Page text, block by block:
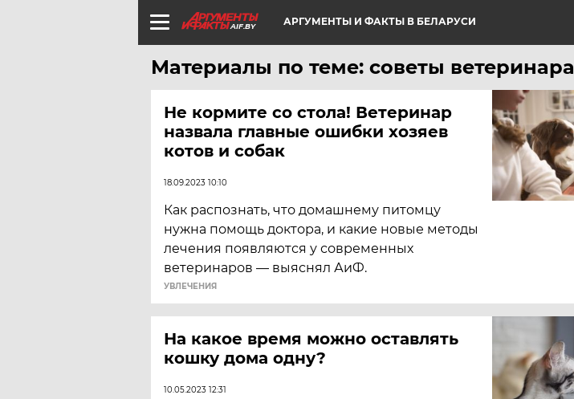
AIF.BY АРГУМЕНТЫ И ФАКТЫ В БЕЛАРУСИ
Материалы по теме: советы ветеринара
Не кормите со стола! Ветеринар
назвала главные ошибки хозяев
котов и собак
18.09.2023 10:10
Как распознать, что домашнему питомцу
нужна помощь доктора, и какие новые методы
лечения появляются у современных
ветеринаров — выяснял АиФ.
УВЛЕЧЕНИЯ
На какое время можно оставлять
кошку дома одну?
10.05.2023 12:31